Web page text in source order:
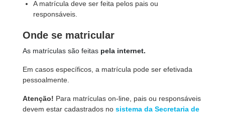
A matrícula deve ser feita pelos pais ou
responsáveis.
Onde se matricular
As matrículas são feitas pela internet.
Em casos específicos, a matrícula pode ser efetivada
pessoalmente.
Atenção! Para matrículas on-line, pais ou responsáveis
devem estar cadastrados no sistema da Secretaria de